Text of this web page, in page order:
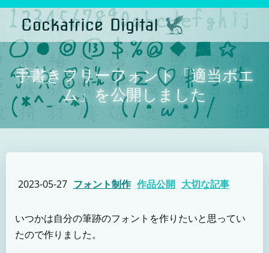
テ
ン
ツ
へ
キ
ッ
プ
Cockatrice Digital
手書きフリーフォント「適当ポエ
ム」を公開しました
2023-05-27 フォント制作 作品公開 大切な記事
いつかは自分の筆跡のフォントを作りたいと思ってい
たので作りました。